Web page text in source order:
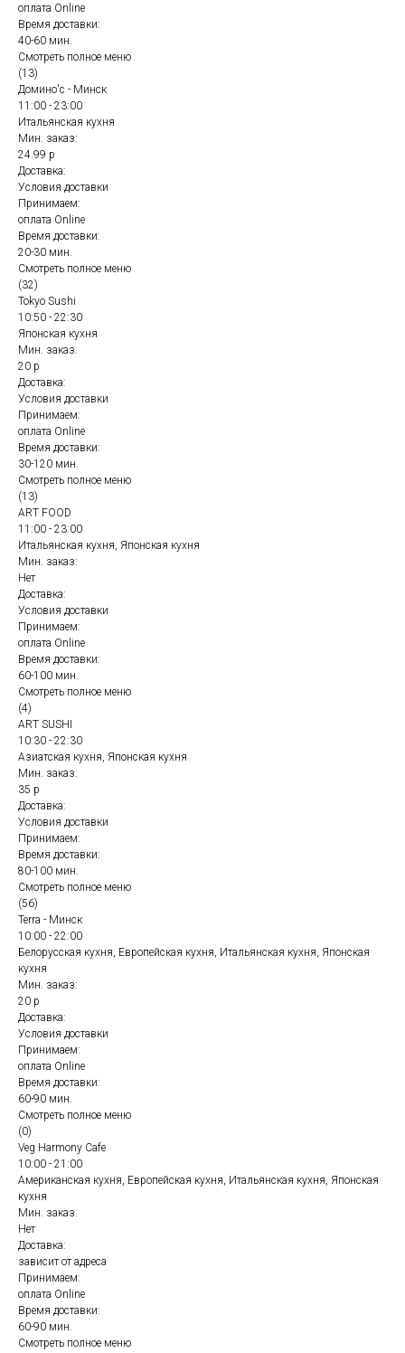
оплата Online
Время доставки:
40-60 мин.
Смотреть полное меню
(13)
Домино'с - Минск
11:00 - 23:00
Итальянская кухня
Мин. заказ:
24.99 р
Доставка:
Условия доставки
Принимаем:
оплата Online
Время доставки:
20-30 мин.
Смотреть полное меню
(32)
Tokyo Sushi
10:50 - 22:30
Японская кухня
Мин. заказ:
20 р
Доставка:
Условия доставки
Принимаем:
оплата Online
Время доставки:
30-120 мин.
Смотреть полное меню
(13)
ART FOOD
11:00 - 23:00
Итальянская кухня, Японская кухня
Мин. заказ:
Нет
Доставка:
Условия доставки
Принимаем:
оплата Online
Время доставки:
60-100 мин.
Смотреть полное меню
(4)
ART SUSHI
10:30 - 22:30
Азиатская кухня, Японская кухня
Мин. заказ:
35 р
Доставка:
Условия доставки
Принимаем:
Время доставки:
80-100 мин.
Смотреть полное меню
(56)
Terra - Минск
10:00 - 22:00
Белорусская кухня, Европейская кухня, Итальянская кухня, Японская
кухня
Мин. заказ:
20 р
Доставка:
Условия доставки
Принимаем:
оплата Online
Время доставки:
60-90 мин.
Смотреть полное меню
(0)
Veg Harmony Cafe
10:00 - 21:00
Американская кухня, Европейская кухня, Итальянская кухня, Японская
кухня
Мин. заказ:
Нет
Доставка:
зависит от адреса
Принимаем:
оплата Online
Время доставки:
60-90 мин.
Смотреть полное меню